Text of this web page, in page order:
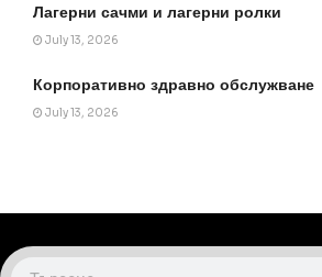
Лагерни сачми и лагерни ролки
July 13, 2026
Корпоративно здравно обслужване
July 13, 2026